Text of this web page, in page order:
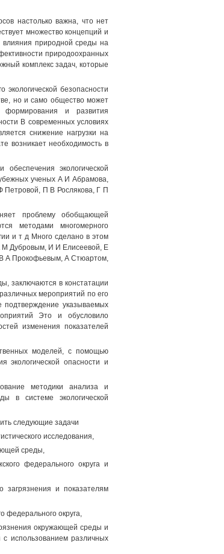
настолько важна, что нет
множество концепций и
влияния природной среды на
природоохранных
комплекс задач, которые
безопасности
но и само общество может
формирования и развития
В современных условиях
снижение нагрузки на
возникает необходимость в
экологической
ученых А И Абрамова,
П В Рослякова, Г П
проблему обобщающей
методами многомерного
и т д Много сделано в этом
М Дубровым, И И Елисеевой, Е
А Прокофьевым, А Стюартом,
заключаются в констатации
мероприятий по его
указываемых
Это и обусловило
изменения показателей
моделей, с помощью
экологической опасности и
методики анализа и
в системе экологической
следующие задачи
исследования,
среды,
федерального округа и
загрязнения и показателям
федерального округа,
окружающей среды и
использованием различных